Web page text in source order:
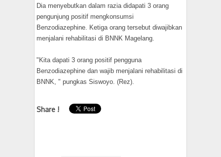
Dia menyebutkan dalam razia didapati 3 orang
pengunjung positif mengkonsumsi
Benzodiazephine. Ketiga orang tersebut diwajibkan
menjalani rehabilitasi di BNNK Magelang.
"Kita dapati 3 orang positif pengguna
Benzodiazephine dan wajib menjalani rehabilitasi di
BNNK, " pungkas Siswoyo. (Rez).
Share !